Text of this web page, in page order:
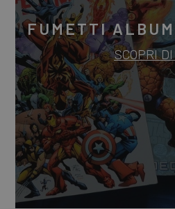
FUMETTI
SCOPRI